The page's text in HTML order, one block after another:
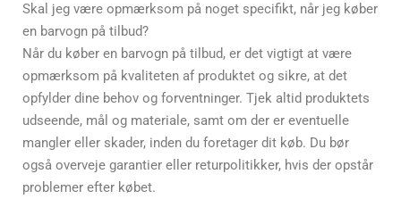
Skal jeg være opmærksom på noget specifikt, når jeg køber
en barvogn på tilbud?
Når du køber en barvogn på tilbud, er det vigtigt at være
opmærksom på kvaliteten af produktet og sikre, at det
opfylder dine behov og forventninger. Tjek altid produktets
udseende, mål og materiale, samt om der er eventuelle
mangler eller skader, inden du foretager dit køb. Du bør
også overveje garantier eller returpolitikker, hvis der opstår
problemer efter købet.